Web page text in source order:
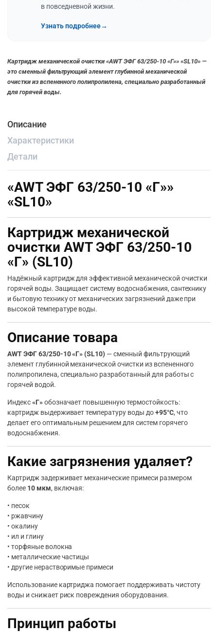
в повседневной жизни.
Узнать подробнее→
Картридж механической очистки«AWT ЭФГ 63/250-10 «Г»» «SL10» —
это сменный фильтрующий элемент глубинной механической
очистки из вспененного полипропилена, специально разработанный
для горячей воды.
Описание
Характеристики
Детали
«AWT ЭФГ 63/250-10 «Г»»
«SL10»
Картридж механической
очистки AWT ЭФГ 63/250-10
«Г» (SL10)
Надёжный картридж для эффективной механической очистки
горячей воды. Защищает систему водоснабжения, сантехнику
и бытовую технику от механических загрязнений даже при
высокой температуре воды.
Описание товара
AWT ЭФГ 63/250-10 «Г» (SL10) — сменный фильтрующий
элемент глубинной механической очистки из вспененного
полипропилена, специально разработанный для работы с
горячей водой.
Индекс«Г»обозначает повышенную термостойкость:
картридж выдерживает температуру воды до+95°C, что
делает его оптимальным решением для систем горячего
водоснабжения.
Какие загрязнения удаляет?
Картридж задерживает механические примеси размером
более 10 мкм, включая:
• песок
• ржавчину
• окалину
• ил и глину
• торфяные волокна
• металлические частицы
• другие нерастворимые примеси
Использование картриджа помогает поддерживать чистоту
воды и снижает риск повреждения оборудования.
Принцип работы